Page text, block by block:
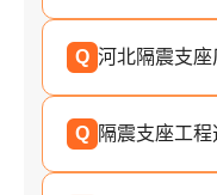
Q 河北隔震支座
Q 隔震支座工程